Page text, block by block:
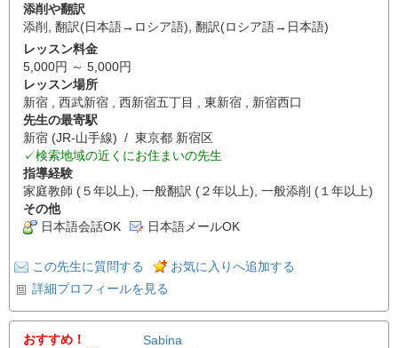
添削や翻訳
添削 翻訳(日本語→ロシア語) 翻訳(ロシア語→日本語)
レッスン料金
5,000円 ～ 5,000円
レッスン場所
新宿 , 西武新宿 , 西新宿五丁目 , 東新宿 , 新宿西口
先生の最寄駅
新宿 (JR-山手線) / 東京都 新宿区
✓検索地域の近くにお住まいの先生
指導経験
家庭教師 (５年以上), 一般翻訳 (２年以上), 一般添削 (１年以上)
その他
日本語会話OK
日本語メールOK
この先生に質問する
お気に入りへ追加する
詳細プロフィールを見る
おすすめ！
Sabina